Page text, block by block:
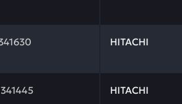
HITACHI
у нас, вы получаете
HITACHI
у нас, вы получаете